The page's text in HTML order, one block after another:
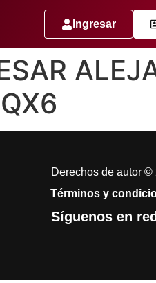
Ingresar
Derechos de autor ©
Términos y
Síguenos en